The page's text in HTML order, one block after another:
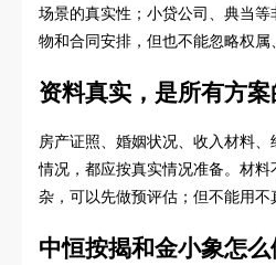
场景的真实性；小贷公司、典当
物和合同安排，但也不能忽略权属
资料真实，是所有方
房产证照、婚姻状况、收入材料
情况，都应按真实情况准备。材
杂，可以先做预评估；但不能用不
中恒按揭和金小象怎